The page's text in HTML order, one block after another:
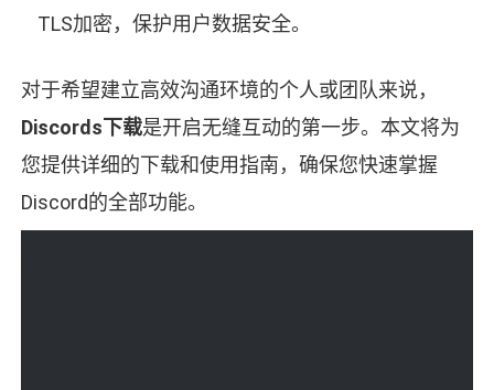
TLS加密，保护用户数据安全。
对于希望建立高效沟通环境的个人或团队来说，
Discords下载是开启无缝互动的第一步。本文将为
您提供详细的下载和使用指南，确保您快速掌握
Discord的全部功能。